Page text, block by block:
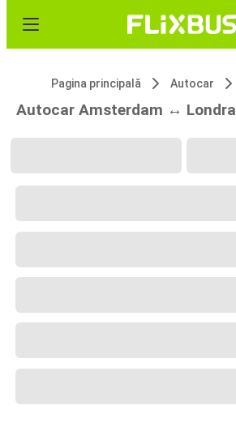
Pagina principală Autocar
Autocar Amsterdam ↔ Londra